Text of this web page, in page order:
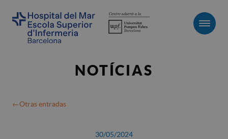
NOTÍCIAS
Otras entradas
30/05/2024